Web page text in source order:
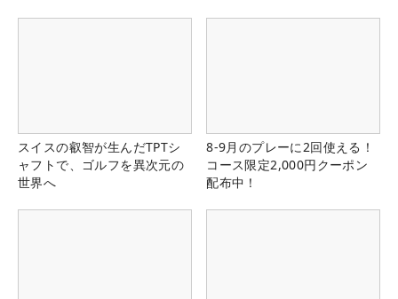
スイスの叡智が生んだTPTシ
ャフトで、ゴルフを異次元の
世界へ
8-9月のプレーに2回使える！
コース限定2,000円クーポン
配布中！